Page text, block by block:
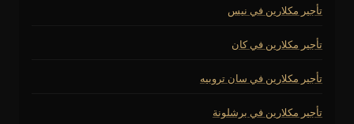
تأجير مكلارين في نيس
تأجير مكلارين في كان
تأجير مكلارين في سان تروبيه
تأجير مكلارين في برشلونة